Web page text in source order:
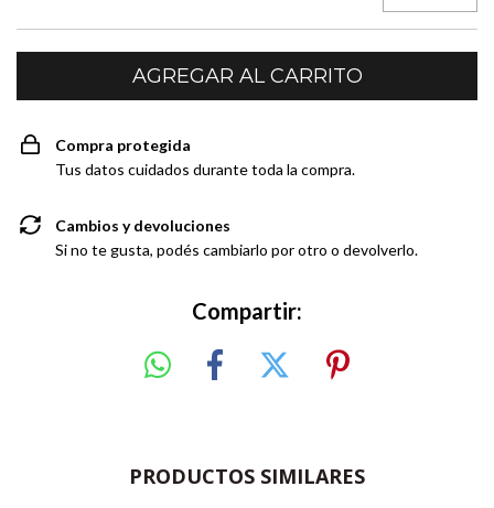
Compra protegida
Tus datos cuidados durante toda la compra.
Cambios y devoluciones
Si no te gusta, podés cambiarlo por otro o devolverlo.
Compartir:
PRODUCTOS SIMILARES